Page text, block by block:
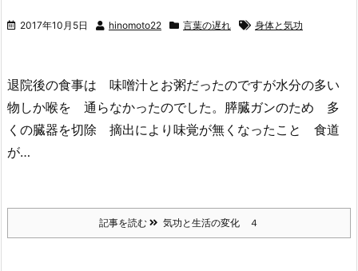
2017年10月5日 hinomoto22 言葉の遅れ 身体と気功
退院後の食事は 味噌汁とお粥だったのですが水分の多い
物しか喉を 通らなかったのでした。膵臓ガンのため 多
くの臓器を切除 摘出により味覚が無くなったこと 食道
が…
記事を読む 気功と生活の変化 ４